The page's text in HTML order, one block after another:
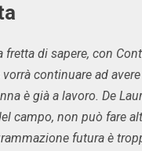
fretta di sapere, con
continuare ad
è già a lavoro. De
campo, non può fare
futura è